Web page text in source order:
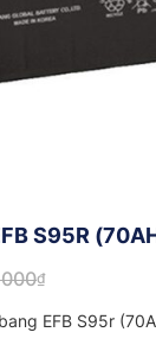
S95R
₫
EFB S95r